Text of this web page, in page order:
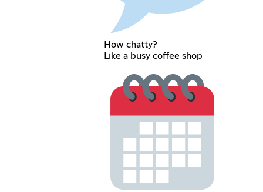
How chatty?
Like a busy coffee shop